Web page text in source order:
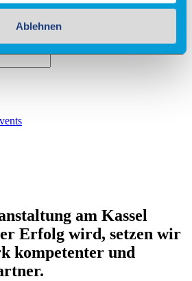
Ablehnen
am Kassel
Erfolg wird, setzen wir
kompetenter und